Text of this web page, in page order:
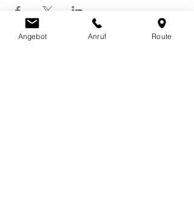
Angebot Anruf Route